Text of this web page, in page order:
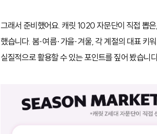
그래서 준비했어요. 캐릿 1020 자문단이 직접 뽑
했습니다. 봄·여름·가을·겨울, 각 계절의 대표 키
실질적으로 활용할 수 있는포인트를 짚어 봤습니